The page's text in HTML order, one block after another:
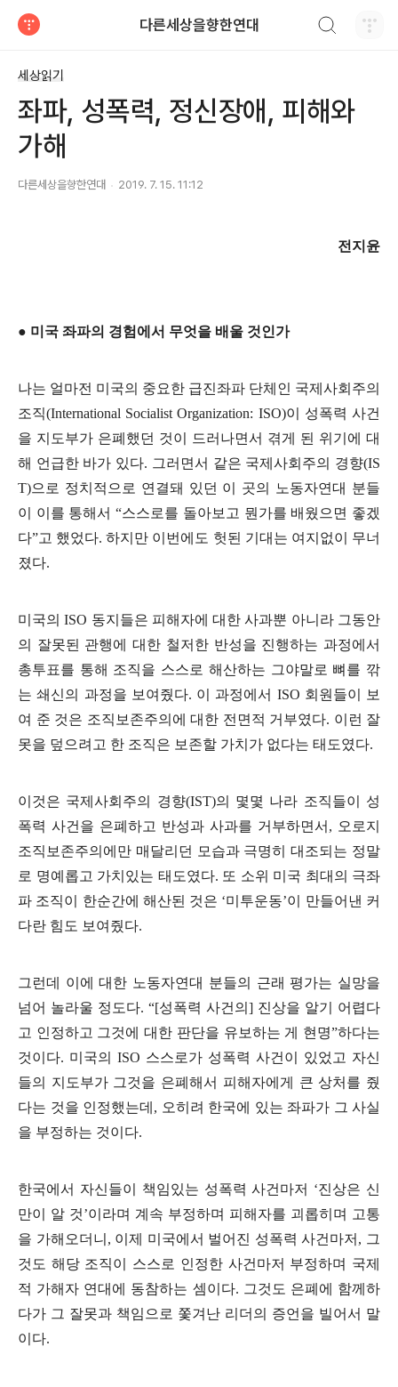
다른세상을향한연대
세상읽기
좌파, 성폭력, 정신장애, 피해와
가해
다른세상을향한연대 2019. 7. 15. 11:12
전지윤
● 미국 좌파의 경험에서 무엇을 배울 것인가
나는 얼마전 미국의 중요한 급진좌파 단체인 국제사회주의
조직(International Socialist Organization: ISO)이 성폭력 사건
을 지도부가 은폐했던 것이 드러나면서 겪게 된 위기에 대
해 언급한 바가 있다. 그러면서 같은 국제사회주의 경향(IS
T)으로 정치적으로 연결돼 있던 이 곳의 노동자연대 분들
이 이를 통해서“스스로를 돌아보고 뭔가를 배웠으면 좋겠
다”고 했었다.하지만 이번에도 헛된 기대는 여지없이 무너
졌다.
미국의ISO 동지들은 피해자에 대한 사과뿐 아니라 그동안
의 잘못된 관행에 대한 철저한 반성을 진행하는 과정에서
총투표를 통해 조직을 스스로 해산하는 그야말로 뼈를 깎
는 쇄신의 과정을 보여줬다. 이 과정에서 ISO 회원들이 보
여 준 것은 조직보존주의에 대한 전면적 거부였다. 이런 잘
못을 덮으려고 한 조직은 보존할 가치가 없다는 태도였다.
이것은 국제사회주의 경향(IST)의 몇몇 나라 조직들이 성
폭력 사건을 은폐하고 반성과 사과를 거부하면서 , 오로지
조직보존주의에만 매달리던 모습과 극명히 대조되는 정말
로 명예롭고 가치있는 태도였다. 또 소위 미국 최대의 극좌
파 조직이 한순간에 해산된 것은 ‘미투운동’이 만들어낸 커
다란 힘도 보여줬다.
그런데 이에 대한 노동자연대 분들의 근래 평가는 실망을
넘어 놀라울 정도다. “[성폭력 사건의 ] 진상을 알기 어렵다
고 인정하고 그것에 대한 판단을 유보하는 게 현명”하다는
것이다. 미국의 ISO 스스로가 성폭력 사건이 있었고 자신
들의 지도부가 그것을 은폐해서 피해자에게 큰 상처를 줬
다는 것을 인정했는데 , 오히려 한국에 있는 좌파가 그 사실
을 부정하는 것이다.
한국에서 자신들이 책임있는 성폭력 사건마저 ‘진상은 신
만이 알 것’이라며 계속 부정하며 피해자를 괴롭히며 고통
을 가해오더니 , 이제 미국에서 벌어진 성폭력 사건마저 , 그
것도 해당 조직이 스스로 인정한 사건마저 부정하며 국제
적 가해자 연대에 동참하는 셈이다. 그것도 은폐에 함께하
다가 그 잘못과 책임으로 쫓겨난 리더의 증언을 빌어서 말
이다.